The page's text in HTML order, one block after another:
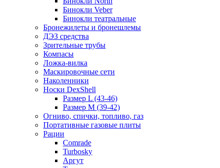
Бинокли Veber
Бинокли театральные
Бронежилеты и бронешлемы
ДЭЗ средства
Зрительные трубы
Компасы
Ложка-вилка
Маскировочные сети
Наколенники
Носки DexShell
Размер L (43-46)
Размер M (39-42)
Огниво, спички, топливо, газ
Портативные газовые плиты
Рации
Comrade
Turbosky
Аргут